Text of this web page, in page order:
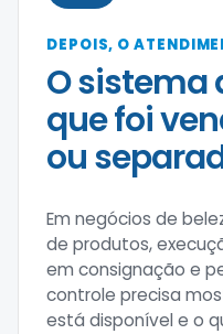
DEPOIS, O
O sistema
que foi
ou
Em negócios de
de produtos,
em consignação e
controle precisa
está disponível e o